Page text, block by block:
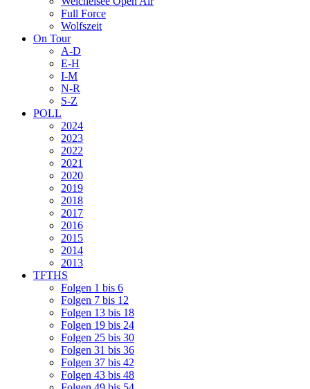
Full Force
Wolfszeit
On Tour
A-D
E-H
I-M
N-R
S-Z
POLL
2024
2023
2022
2021
2020
2019
2018
2017
2016
2015
2014
2013
TFTHS
Folgen 1 bis 6
Folgen 7 bis 12
Folgen 13 bis 18
Folgen 19 bis 24
Folgen 25 bis 30
Folgen 31 bis 36
Folgen 37 bis 42
Folgen 43 bis 48